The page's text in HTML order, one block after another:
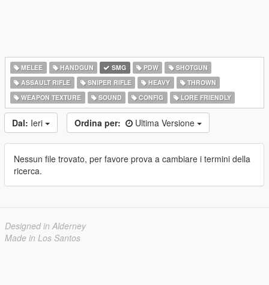
MELEE HANDGUN SMG PDW
SHOTGUN
ASSAULT RIFLE
SNIPER RIFLE HEAVY
THROWN
WEAPON TEXTURE
SOUND CONFIG LORE FRIENDLY
Dal: Ieri Ordina per: Ultima Versione
Nessun file trovato, per favore prova a cambiare i termini della
ricerca.
Designed in Alderney
Made in Los Santos